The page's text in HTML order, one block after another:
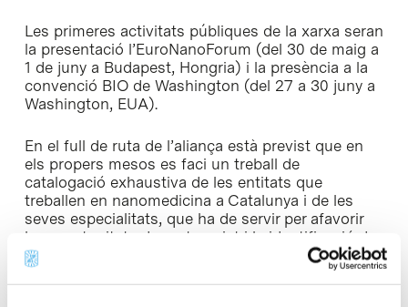
Les primeres activitats públiques de la xarxa seran
la presentació l’EuroNanoForum (del 30 de maig a
1 de juny a Budapest, Hongria) i la presència a la
convenció BIO de Washington (del 27 a 30 juny a
Washington, EUA).
En el full de ruta de l’aliança està previst que en
els propers mesos es faci un treball de
catalogació exhaustiva de les entitats que
treballen en nanomedicina a Catalunya i de les
seves especialitats, que ha de servir per afavorir
les oportunitats de partenariat i la identificació de
complementarietats entre entitats.